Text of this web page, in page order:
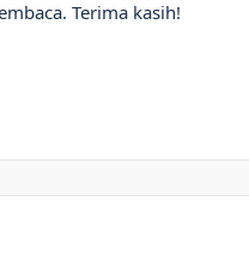
Terima kasih!